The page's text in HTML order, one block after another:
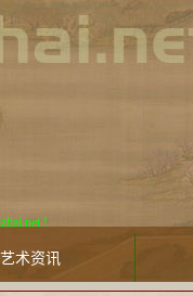
!
艺术资讯